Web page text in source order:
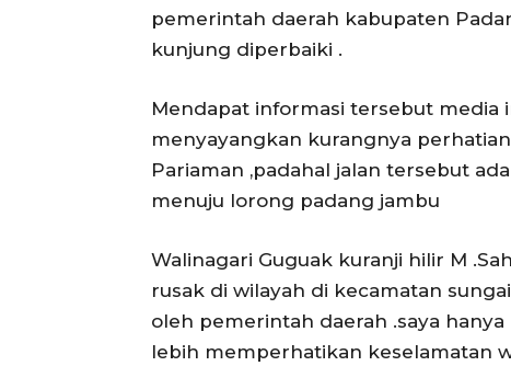
pemerintah daerah kabupaten
kunjung diperbaiki .
Mendapat informasi tersebut media
menyayangkan kurangnya
Pariaman ,padahal jalan tersebut
menuju lorong padang jambu
Walinagari Guguak kuranji hilir M
rusak di wilayah di kecamatan
oleh pemerintah daerah .saya
lebih memperhatikan keselamatan